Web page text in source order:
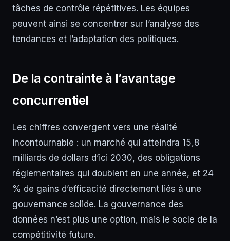
tâches de contrôle répétitives. Les équipes
peuvent ainsi se concentrer sur l’analyse des
tendances et l’adaptation des politiques.
De la contrainte à l’avantage
concurrentiel
Les chiffres convergent vers une réalité
incontournable : un marché qui atteindra 15,8
milliards de dollars d’ici 2030, des obligations
réglementaires qui doublent en une année, et 24
% de gains d’efficacité directement liés à une
gouvernance solide. La gouvernance des
données n’est plus une option, mais le socle de la
compétitivité future.